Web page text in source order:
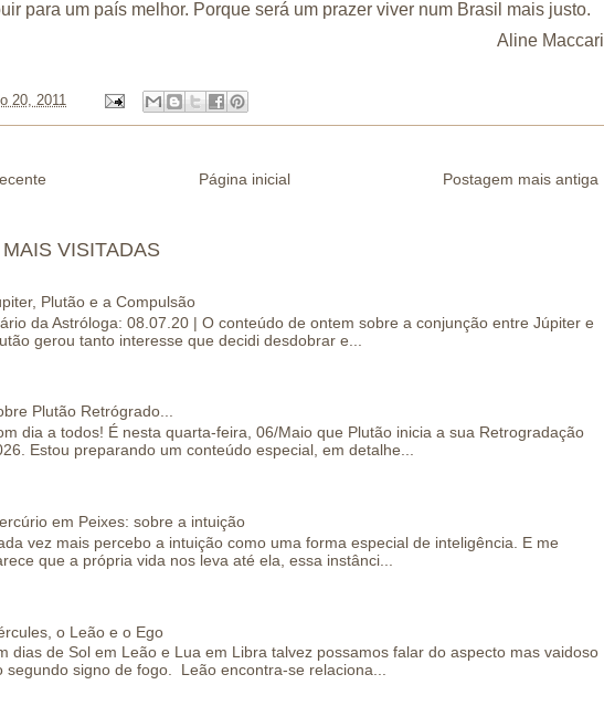
para um país melhor. Porque será um prazer viver num Brasil mais justo.
Aline Maccari
20, 2011
Postagem mais antiga
Página inicial
VISITADAS
Plutão e a Compulsão
da Astróloga: 08.07.20 | O conteúdo de ontem sobre a conjunção entre Júpiter e
gerou tanto interesse que decidi desdobrar e...
Plutão Retrógrado...
dia a todos! É nesta quarta-feira, 06/Maio que Plutão inicia a sua Retrogradação
Estou preparando um conteúdo especial, em detalhe...
em Peixes: sobre a intuição
vez mais percebo a intuição como uma forma especial de inteligência. E me
que a própria vida nos leva até ela, essa instânci...
o Leão e o Ego
dias de Sol em Leão e Lua em Libra talvez possamos falar do aspecto mas vaidoso
segundo signo de fogo. Leão encontra-se relaciona...